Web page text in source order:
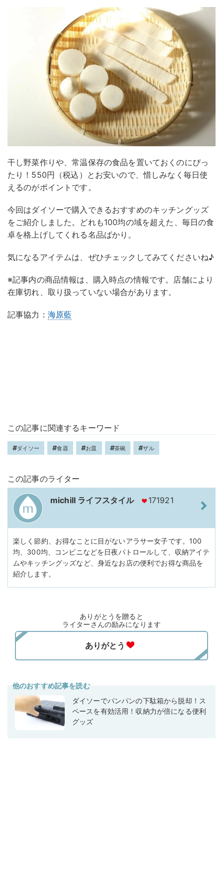
干し野菜作りや、常温保存の食品を置いておくのにぴっ
たり！550円（税込）とお安いので、惜しみなく毎日使
えるのがポイントです。
今回はダイソーで購入できるおすすめのキッチングッズ
をご紹介しました。どれも100均の域を超えた、毎日の食
卓を格上げしてくれる名品ばかり。
気になるアイテムは、ぜひチェックしてみてくださいね♪
※記事内の商品情報は、購入時点の情報です。店舗により
在庫切れ、取り扱っていない場合があります。
記事協力： 海原藍
この記事に関連するキーワード
ダイソー 食器 お皿 茶碗 ザル
この記事のライター
michill ライフスタイル 171921
楽しく節約、お得なことに目がないアラサー女子です。100
均、300均、コンビニなどを日夜パトロールして、収納アイテ
ムやキッチングッズなど、身近なお店の便利でお得な商品を
紹介します。
ありがとうを贈ると
ライターさんの励みになります
他のおすすめ記事を読む
ダイソーでパンパンの下駄箱から脱却！ス
ペースを有効活用！収納力が倍になる便利
グッズ